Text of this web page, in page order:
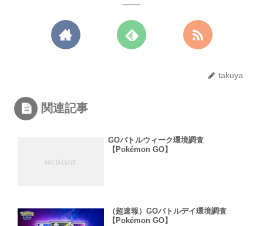
takuya
関連記事
GOバトルウィーク環境調査
【Pokémon GO】
（超速報）GOバトルデイ環境調査
【Pokémon GO】